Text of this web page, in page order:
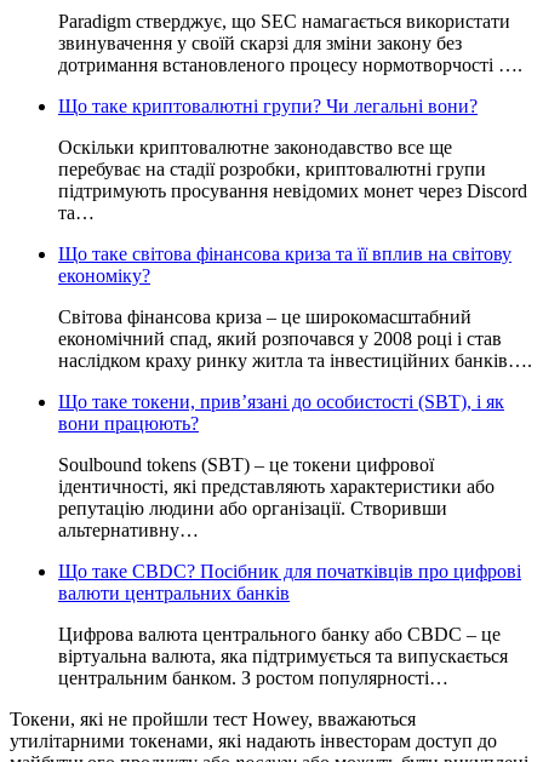
Paradigm стверджує, що SEC намагається використати
звинувачення у своїй скарзі для зміни закону без
дотримання встановленого процесу нормотворчості ….
Що таке криптовалютні групи? Чи легальні вони?
Оскільки криптовалютне законодавство все ще
перебуває на стадії розробки, криптовалютні групи
підтримують просування невідомих монет через Discord
та…
Що таке світова фінансова криза та її вплив на світову
економіку?
Світова фінансова криза – це широкомасштабний
економічний спад, який розпочався у 2008 році і став
наслідком краху ринку житла та інвестиційних банків….
Що таке токени, прив’язані до особистості (SBT), і як
вони працюють?
Soulbound tokens (SBT) – це токени цифрової
ідентичності, які представляють характеристики або
репутацію людини або організації. Створивши
альтернативну…
Що таке CBDC? Посібник для початківців про цифрові
валюти центральних банків
Цифрова валюта центрального банку або CBDC – це
віртуальна валюта, яка підтримується та випускається
центральним банком. З ростом популярності…
Токени, які не пройшли тест Howey, вважаються
утилітарними токенами, які надають інвесторам доступ до